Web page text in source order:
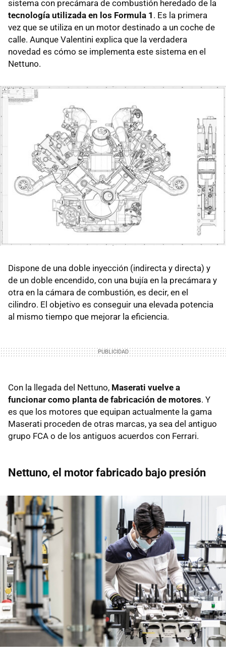
sistema con precámara de combustión heredado de la
tecnología utilizada en los Formula 1 . Es la primera
vez que se utiliza en un motor destinado a un coche de
calle. Aunque Valentini explica que la verdadera
novedad es cómo se implementa este sistema en el
Nettuno.
Dispone de una doble inyección (indirecta y directa) y
de un doble encendido, con una bujía en la precámara y
otra en la cámara de combustión, es decir, en el
cilindro. El objetivo es conseguir una elevada potencia
al mismo tiempo que mejorar la eficiencia.
Con la llegada del Nettuno, Maserati vuelve a
funcionar como planta de fabricación de motores. Y
es que los motores que equipan actualmente la gama
Maserati proceden de otras marcas, ya sea del antiguo
grupo FCA o de los antiguos acuerdos con Ferrari.
Nettuno, el motor fabricado bajo presión